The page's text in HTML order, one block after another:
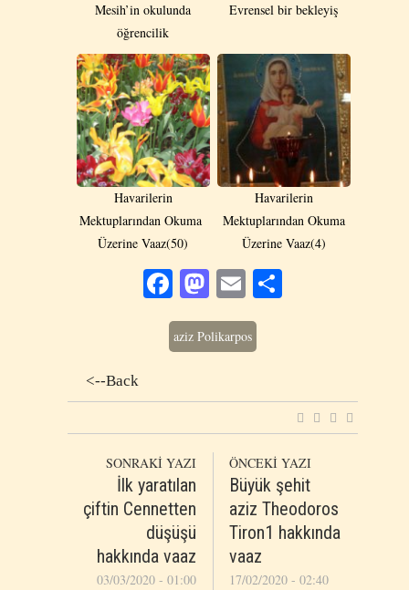
Mesih’in okulunda
öğrencilik
Evrensel bir bekleyiş
Havarilerin
Mektuplarından Okuma
Üzerine Vaaz(50)
Havarilerin
Mektuplarından Okuma
Üzerine Vaaz(4)
Facebook
Mastodon
Email
aziz Polikarpos
<--Back
SONRAKİ YAZI
İlk yaratılan
çiftin Cennetten
düşüşü
hakkında vaaz
03/03/2020 - 01:00
ÖNCEKİ YAZI
Büyük şehit
aziz Theodoros
Tiron1 hakkında
vaaz
17/02/2020 - 02:40